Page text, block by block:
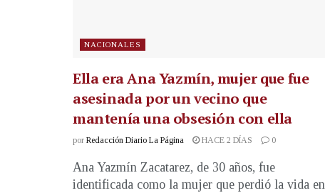
NACIONALES
Ella era Ana Yazmín, mujer que fue
asesinada por un vecino que
mantenía una obsesión con ella
por Redacción Diario La Página HACE 2 DÍAS 0
Ana Yazmín Zacatarez, de 30 años, fue
identificada como la mujer que perdió la vida en